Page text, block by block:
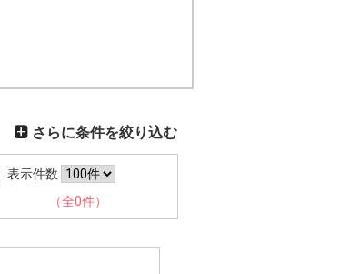
さらに条件を絞り込む
表示件数
（全0件）